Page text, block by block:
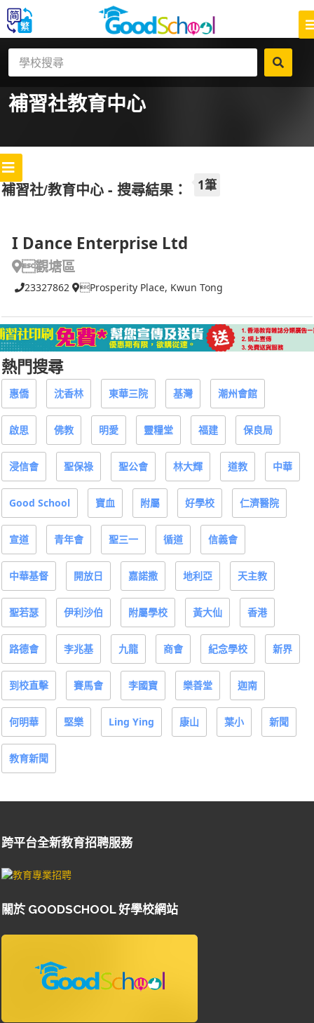
補習社教育中心
補習社/教育中心 - 搜尋結果： 1筆
I Dance Enterprise Ltd
觀塘區
23327862 Prosperity Place, Kwun Tong
熱門搜尋
惠僑 沈香林 東華三院 基灣 潮州會館
啟思 佛教 明愛 靈糧堂 福建 保良局
浸信會 聖保祿 聖公會 林大輝 道教 中華
Good School 寶血 附屬 好學校 仁濟醫院
宣道 青年會 聖三一 循道 信義會
中華基督 開放日 嘉諾撒 地利亞 天主教
聖若瑟 伊利沙伯 附屬學校 黃大仙 香港
路德會 李兆基 九龍 商會 紀念學校 新界
到校直擊 賽馬會 李國寶 樂善堂 迦南
何明華 堅樂 Ling Ying 康山 葉小 新聞
教育新聞
跨平台全新教育招聘服務
關於 GOODSCHOOL 好學校網站